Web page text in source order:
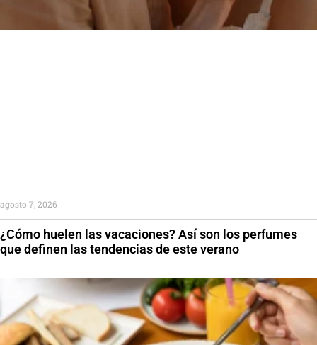
¿Cómo huelen las vacaciones? Así son los perfumes
que definen las tendencias de este verano
agosto 7, 2026